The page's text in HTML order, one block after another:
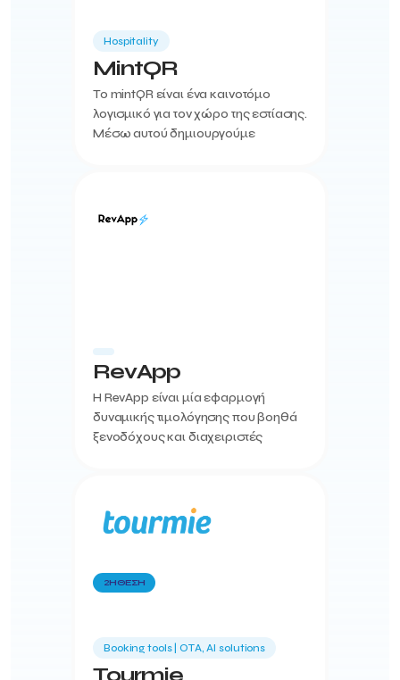
Hospitality
MintQR
To mintQR είναι ένα καινοτόμο
λογισμικό για τον χώρο της εστίασης.
Μέσω αυτού δημιουργούμε
RevApp
Η RevApp είναι μία εφαρμογή
δυναμικής τιμολόγησης που βοηθά
ξενοδόχους και διαχειριστές
των δωματ...
2Η ΘΕΣΗ
Booking tools | ΟΤΑ, AI solutions